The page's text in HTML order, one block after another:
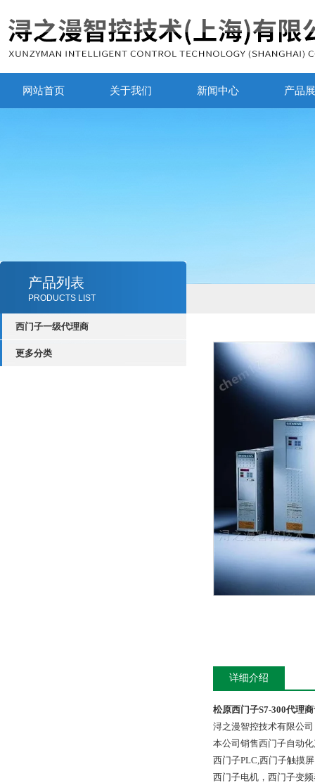
网站首页 关于我们 新闻中心 产品
产品列表
PRODUCTS LIST
西门子一级代理商
更多分类
详细介绍
松原西门子S7-300代理
浔之漫智控技术有限公
本公司销售西门子自动
西门子PLC,西门子触摸
西门子电机，西门子变